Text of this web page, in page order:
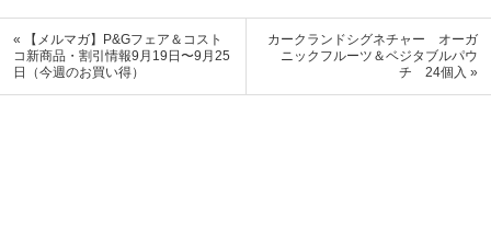
« 【メルマガ】P&Gフェア＆コスト
コ新商品・割引情報9月19日〜9月25
日（今週のお買い得）
カークランドシグネチャー オーガ
ニックフルーツ＆ベジタブルパウ
チ 24個入 »